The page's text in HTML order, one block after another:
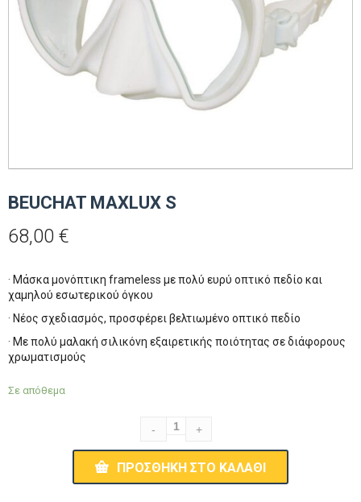
BEUCHAT MAXLUX S
68,00 €
· Μάσκα μονόπτικη frameless με πολύ ευρύ οπτικό πεδίο και
χαμηλού εσωτερικού όγκου
· Νέος σχεδιασμός, προσφέρει βελτιωμένο οπτικό πεδίο
· Mε πολύ μαλακή σιλικόνη εξαιρετικής ποιότητας σε διάφορους
χρωματισμούς
Σε απόθεμα
ΠΡΟΣΘΉΚΗ ΣΤΟ ΚΑΛΆΘΙ